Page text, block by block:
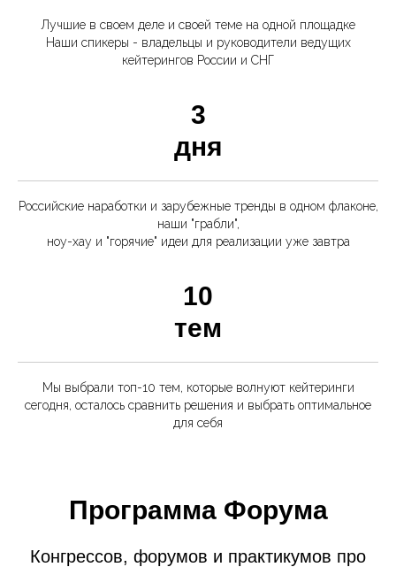
Лучшие в своем деле и своей теме на одной площадке
Наши спикеры - владельцы и руководители ведущих
кейтерингов России и СНГ
3
дня
Российские наработки и зарубежные тренды в одном флаконе,
наши "грабли",
ноу-хау и "горячие" идеи для реализации уже завтра
10
тем
Мы выбрали топ-10 тем, которые волнуют кейтеринги
сегодня, осталось сравнить решения и выбрать оптимальное
для себя
Программа Форума
Конгрессов, форумов и практикумов про